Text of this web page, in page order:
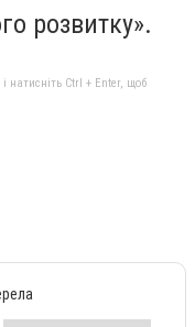
розвитку».
натисніть Ctrl + Enter, щоб